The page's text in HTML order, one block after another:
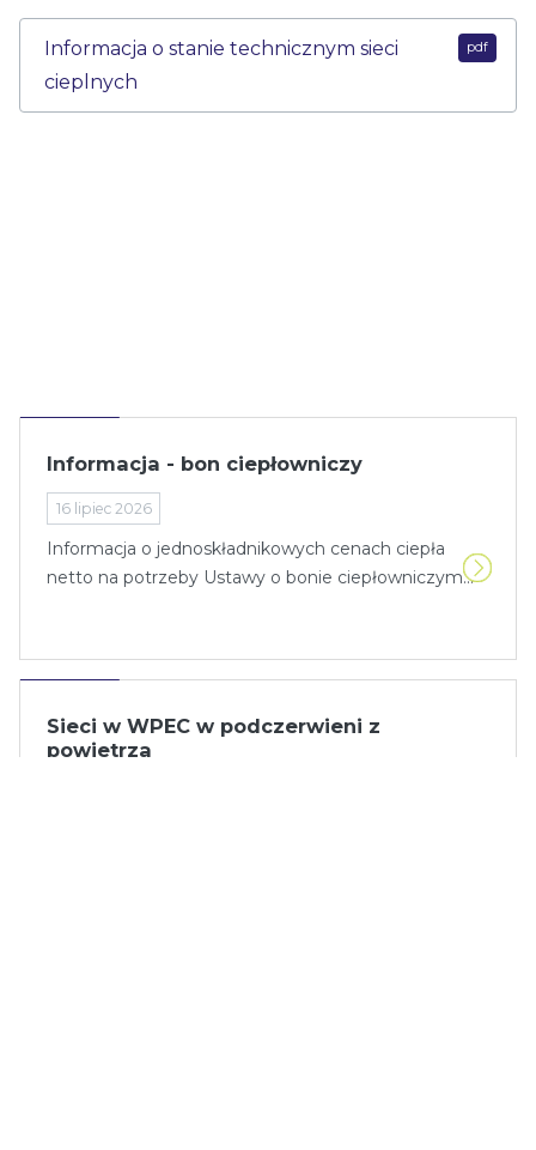
Informacja o stanie technicznym sieci
cieplnych
Informacja - bon ciepłowniczy
16 lipiec 2026
Informacja o jednoskładnikowych cenach ciepła
netto na potrzeby Ustawy o bonie ciepłowniczym...
Sieci w WPEC w podczerwieni z
powietrza